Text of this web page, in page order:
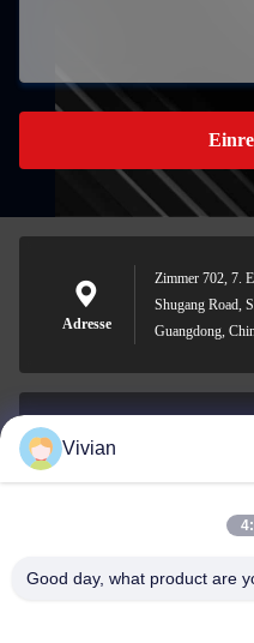
Adresse
Zimmer 702, 7.
Shugang Road,
Guangdong,
0086-158-
Vivian
Good day, what product are